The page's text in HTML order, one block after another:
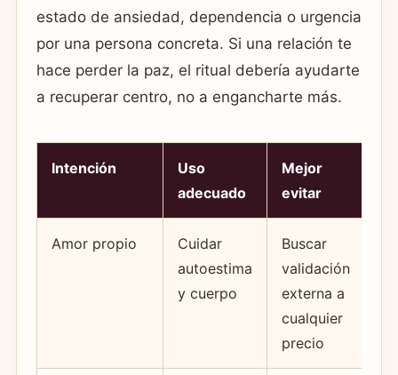
estado de ansiedad, dependencia o urgencia
por una persona concreta. Si una relación te
hace perder la paz, el ritual debería ayudarte
a recuperar centro, no a engancharte más.
Intención
Uso
adecuado
Mejor
evitar
Amor propio
Cuidar
autoestima
y cuerpo
Buscar
validación
externa a
cualquier
precio